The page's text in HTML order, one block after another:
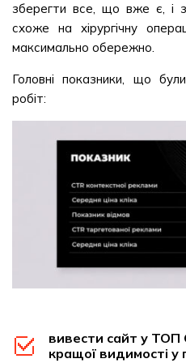
зберегти все, що вже є, і
схоже на хірургічну
максимально обережно.
Головні показники, що
робіт:
вивести сайт у ТОП
кращої видимості у